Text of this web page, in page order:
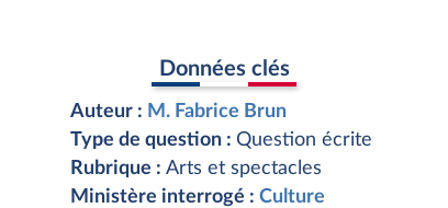
Données clés
Auteur : M. Fabrice Brun
Type de question : Question écrite
Rubrique : Arts et spectacles
Ministère interrogé : Culture